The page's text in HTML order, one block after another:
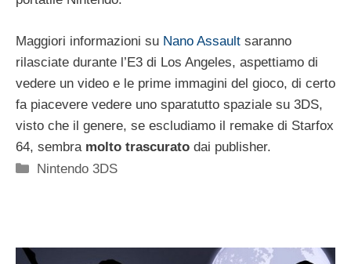
Maggiori informazioni su Nano Assault saranno
rilasciate durante l’E3 di Los Angeles, aspettiamo di
vedere un video e le prime immagini del gioco, di certo
fa piacevere vedere uno sparatutto spaziale su 3DS,
visto che il genere, se escludiamo il remake di Starfox
64, sembra molto trascurato dai publisher.
Categorie
Nintendo 3DS